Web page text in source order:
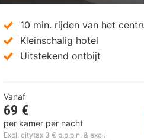
Düsseldorf
10 min. rijden van het
Kleinschalig hotel
Uitstekend ontbijt
Vanaf
69 €
per kamer per nacht
Excl. citytax 3 € p.p.p.n. & excl.